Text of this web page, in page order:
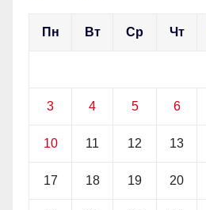
Пн Вт Ср Чт
3 4 5 6
10 11 12 13
17 18 19 20